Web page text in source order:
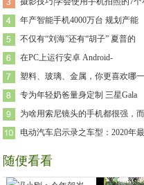
年产智能手机4000万台 规划产能
不仅有“刘海”还有“胡子” 夏普的
在PC上运行安卓 Android-
塑料、玻璃、金属，你更喜欢哪
专为年轻奶爸量身定制 三星Gala
为啥用索尼镜头的手机都很强，
电动汽车启示录之车型：2020年最
随便看看